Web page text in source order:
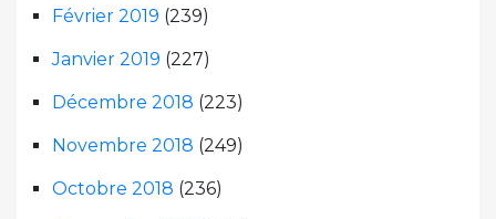
Février 2019 (239)
Janvier 2019 (227)
Décembre 2018 (223)
Novembre 2018 (249)
Octobre 2018 (236)